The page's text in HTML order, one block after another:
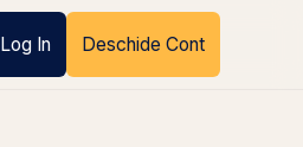
Log In Deschide Cont